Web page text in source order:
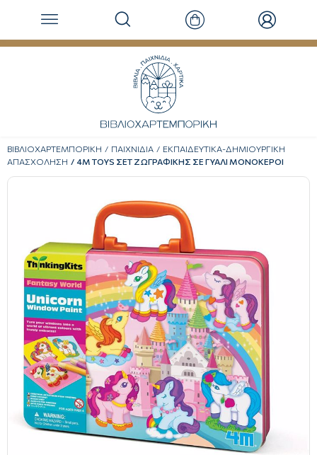
ΒΙΒΛΙΟΧΑΡΤΕΜΠΟΡΙΚΗ ΠΑΙΧΝΙΔΙΑ
ΕΚΠΑΙΔΕΥΤΙΚΑ-ΔΗΜΙΟΥΡΓΙΚΗ
ΑΠΑΣΧΟΛΗΣΗ
4M TOYS ΣΕΤ ΖΩΓΡΑΦΙΚΗΣ ΣΕ ΓΥΑΛΙ ΜΟΝΟΚΕΡΟΙ